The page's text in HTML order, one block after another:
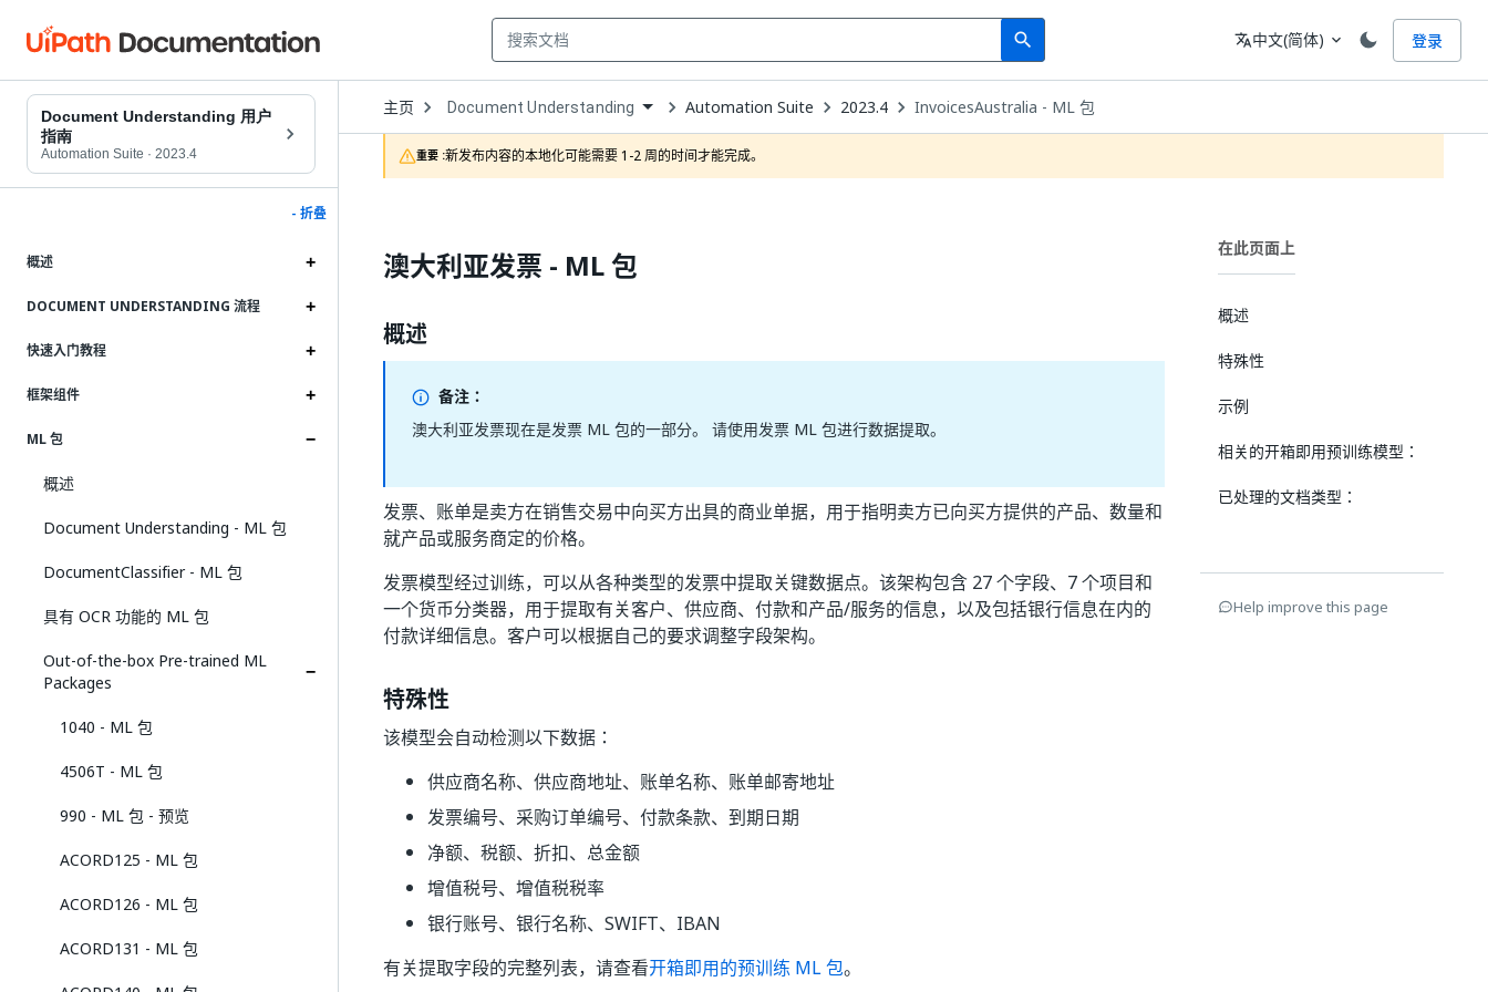
search
Search 语言
translate中文(简体) expand_more 登录
Document Understanding 用户
指南
Automation Suite · 2023.4
- 折叠
概述
DOCUMENT UNDERSTANDING 流程
快速入门教程
框架组件
ML 包
概述
Document Understanding - ML 包
DocumentClassifier - ML 包
具有 OCR 功能的 ML 包
Out-of-the-box Pre-trained ML
Packages
1040 - ML 包
4506T - ML 包
990 - ML 包 - 预览
ACORD125 - ML 包
ACORD126 - ML 包
ACORD131 - ML 包
主页 Open
Dropdown
to
choose
product
Document Understanding Automation Suite 2023.4 InvoicesAustralia - ML 包
重要 :新发布内容的本地化可能需要 1-2 周的时间才能完成。
澳大利亚发票 - ML 包
概述
备注：
澳大利亚发票现在是发票 ML 包的一部分。 请使用发票 ML 包进行数据提取。
发票、账单是卖方在销售交易中向买方出具的商业单据，用于指明卖方已向买方提供的产品、数量和
就产品或服务商定的价格。
发票模型经过训练，可以从各种类型的发票中提取关键数据点。该架构包含 27 个字段、7 个项目和
一个货币分类器，用于提取有关客户、供应商、付款和产品/服务的信息，以及包括银行信息在内的
付款详细信息。客户可以根据自己的要求调整字段架构。
特殊性
该模型会自动检测以下数据：
供应商名称、供应商地址、账单名称、账单邮寄地址
发票编号、采购订单编号、付款条款、到期日期
净额、税额、折扣、总金额
增值税号、增值税税率
银行账号、银行名称、SWIFT、IBAN
有关提取字段的完整列表，请查看开箱即用的预训练 ML 包。
在此页面上
概述
特殊性
示例
相关的开箱即用预训练模型：
已处理的文档类型：
Help improve this page